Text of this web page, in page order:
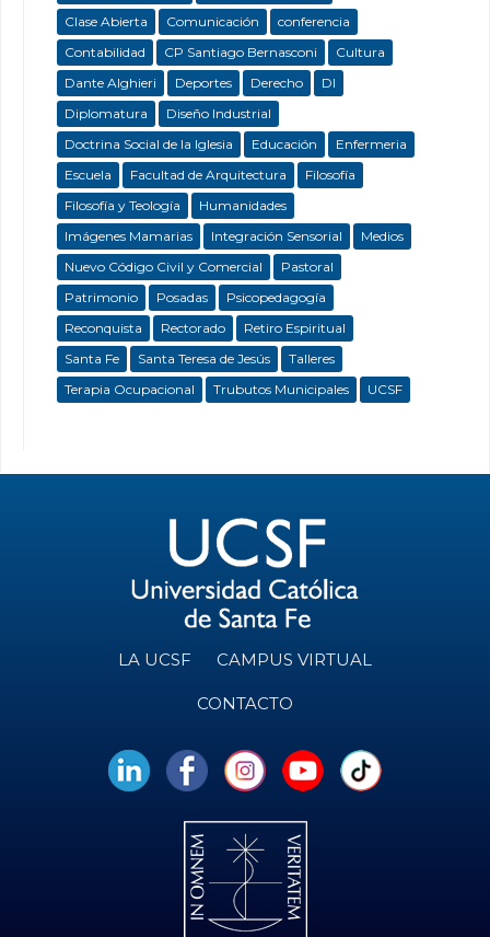
Clase Abierta
Comunicación
conferencia
Contabilidad
CP Santiago Bernasconi
Cultura
Dante Alghieri
Deportes Derecho
DI
Diplomatura
Diseño Industrial
Doctrina Social de la Iglesia
Educación
Enfermeria
Escuela
Facultad de Arquitectura
Filosofía
Filosofía y Teología
Humanidades
Imágenes Mamarias
Integración Sensorial
Medios
Nuevo Código Civil y Comercial
Pastoral
Patrimonio
Posadas
Psicopedagogía
Reconquista
Rectorado
Retiro Espiritual
Santa Fe
Santa Teresa de Jesús
Talleres
Terapia Ocupacional
Trubutos Municipales UCSF
LA UCSF CAMPUS VIRTUAL
CONTACTO